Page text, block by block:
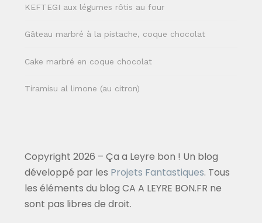
KEFTEGI aux légumes rôtis au four
Gâteau marbré à la pistache, coque chocolat
Cake marbré en coque chocolat
Tiramisu al limone (au citron)
Copyright 2026 – Ça a Leyre bon ! Un blog
développé par les Projets Fantastiques. Tous
les éléments du blog CA A LEYRE BON.FR ne
sont pas libres de droit.